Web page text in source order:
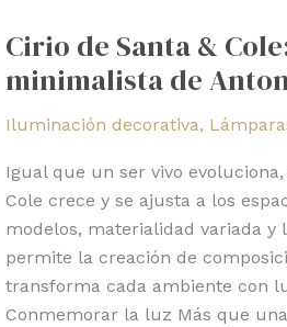
Cirio de Santa &
minimalista de
Iluminación decorativa,
Igual que un ser vivo
Cole crece y se ajusta a los
modelos, materialidad variada y
permite la creación de
transforma cada ambiente con
Conmemorar la luz Más que
Santa
&
la
luminosidad
minimalista
Antoni